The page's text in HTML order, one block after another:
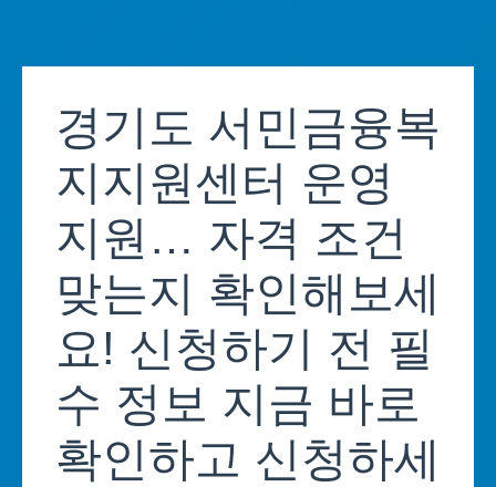
content경기도 서민금융복
지지원센터 운영
지원… 자격 조건
맞는지 확인해보세
요! 신청하기 전 필
수 정보 지금 바로
확인하고 신청하세